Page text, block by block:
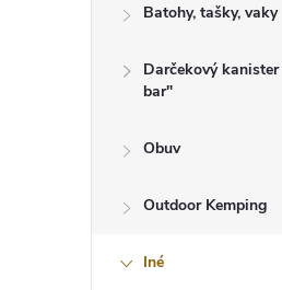
Batohy, tašky, vaky
Darčekový
bar"
Obuv
Outdoor Kemping
Iné